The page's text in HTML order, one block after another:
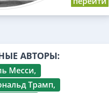
АВТОРЫ:
Месси,
Трамп,